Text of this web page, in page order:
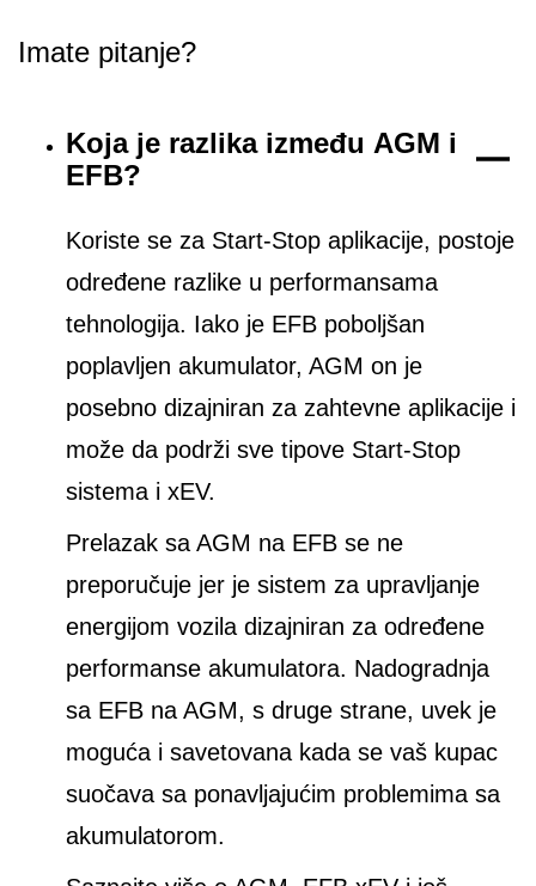
Imate pitanje?
Koja je razlika između AGM i
EFB?
Koriste se za Start-Stop aplikacije, postoje
određene razlike u performansama
tehnologija. Iako je EFB poboljšan
poplavljen akumulator, AGM on je
posebno dizajniran za zahtevne aplikacije i
može da podrži sve tipove Start-Stop
sistema i xEV.
Prelazak sa AGM na EFB se ne
preporučuje jer je sistem za upravljanje
energijom vozila dizajniran za određene
performanse akumulatora. Nadogradnja
sa EFB na AGM, s druge strane, uvek je
moguća i savetovana kada se vaš kupac
suočava sa ponavljajućim problemima sa
akumulatorom.